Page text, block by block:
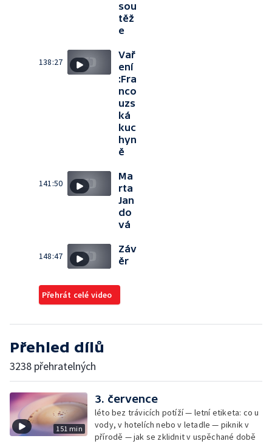
sou
těž
e
138:27
Vař
ení
:Fra
nco
uzs
ká
kuc
hyn
ě
141:50
Ma
rta
Jan
do
vá
148:47
Záv
ěr
Přehrát celé video
Přehled dílů
3238 přehratelných
151 min
3. července
léto bez trávicích potíží — letní etiketa: co u
vody, v hotelích nebo v letadle — piknik v
přírodě — jak se zklidnit v uspěchané době